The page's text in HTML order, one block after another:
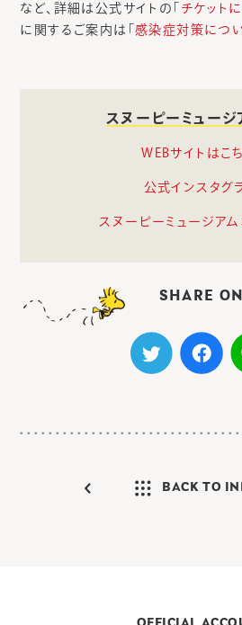
など、詳細は公式サイトの「
チケット
に関するご案内は「 感染症対策につ
スヌーピーミュージ
WEBサイトはこ
公式インスタグ
スヌーピーミュージアム
SHARE ON
BACK TO